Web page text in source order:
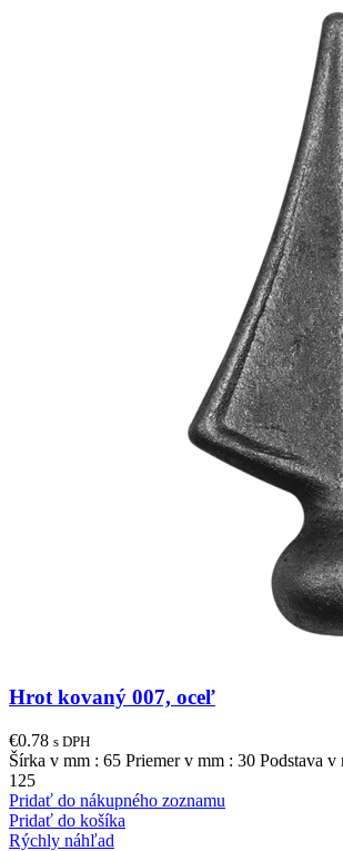
Hrot kovaný 007, oceľ
€0.78 s DPH
Šírka v mm : 65 Priemer v mm : 30 Podstava
125
Pridať do nákupného zoznamu
Pridať do košíka
Rýchly náhľad